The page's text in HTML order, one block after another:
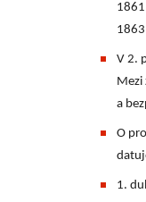
V 2.
Mezi
a
O
1.